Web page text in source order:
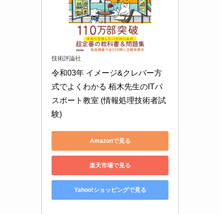
技術評論社
令和03年 イメージ&クレバー方
式でよくわかる 栢木先生のITパ
スポート教室 (情報処理技術者試
験)
Amazonで見る
楽天市場で見る
Yahoo!ショッピングで見る